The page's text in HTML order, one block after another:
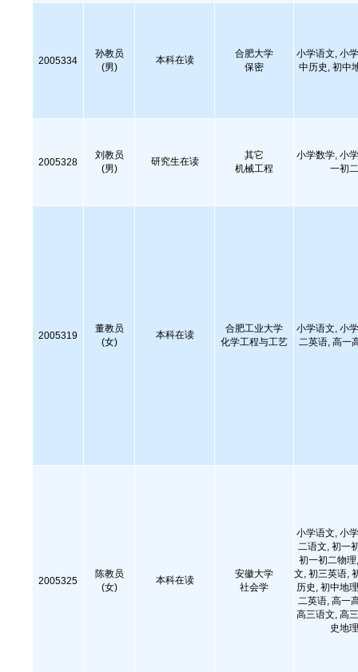
2005334
孙教员
(男)
本科在读
合肥大学
保密
小学语文, 小
中历史, 初中
2005328
刘教员
(男)
研究生在读
其它
机械工程
小学数学, 小
一初
2005319
董教员
(女)
本科在读
合肥工业大学
化学工程与工艺
小学语文, 小
二英语, 高一
2005325
陈教员
(女)
本科在读
安徽大学
社会学
小学语文, 小
二语文, 初一
初一初二物
文, 初三英语,
历史, 初中地
二英语, 高一
高三语文, 高
史地